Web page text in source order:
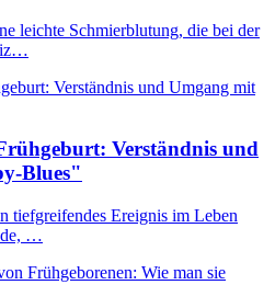
leichte Schmierblutung, die bei der
Verständnis und
Blues"
tiefgreifendes Ereignis im Leben
…